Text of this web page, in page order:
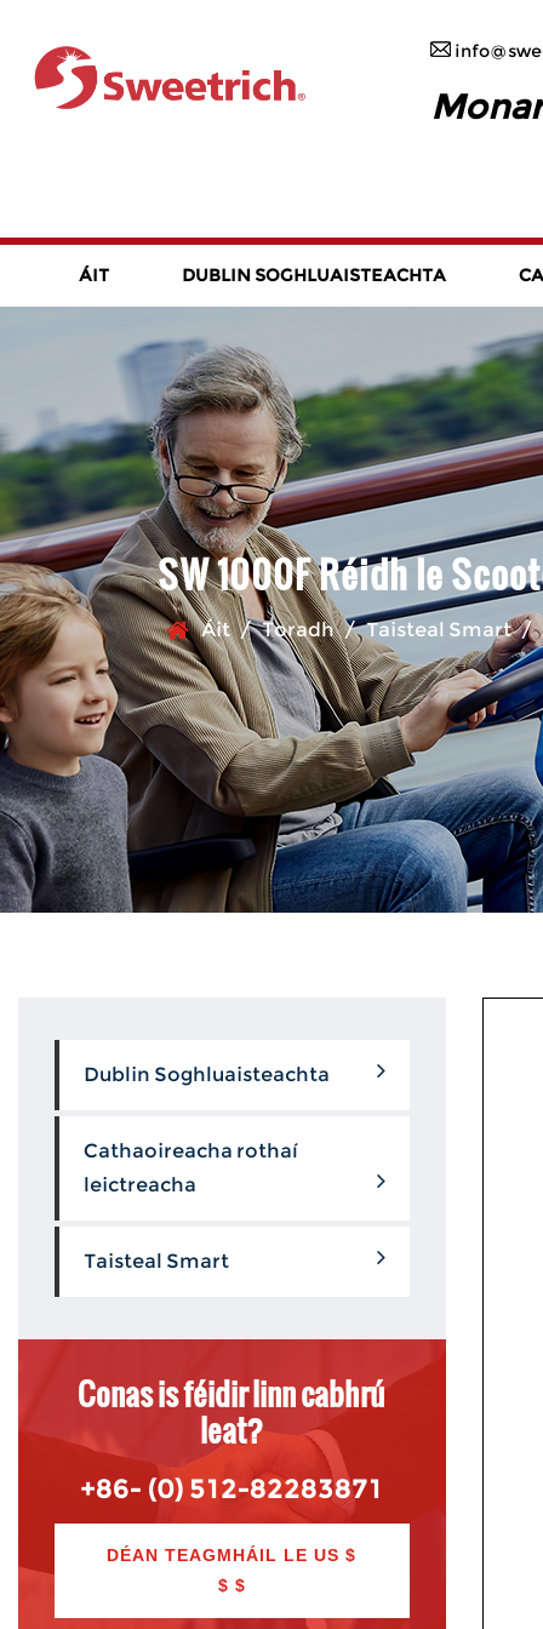
ÁIT DUBLIN SOGHLUAISTEACHTA
SW 1000F Réidh le
Áit / Toradh / Taisteal Smart /
Dublin Soghluaisteachta
Cathaoireacha rothaí
leictreacha
Taisteal Smart
Conas is féidir linn cabhrú
leat?
+86- (0) 512-82283871
DÉAN TEAGMHÁIL LE US $
$ $